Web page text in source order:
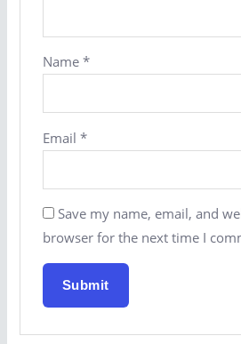
Name *
Email *
Save my name, email, and
browser for the next time I